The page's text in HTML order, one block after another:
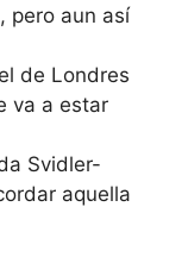
pero aun así
de Londres
va a estar
Svidler-
aquella